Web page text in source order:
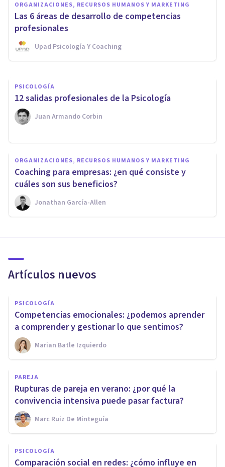
ORGANIZACIONES, RECURSOS HUMANOS Y MARKETING
Las 6 áreas de desarrollo de competencias
profesionales
Upad Psicología Y Coaching
¿Cómo desarrollar soft skills en
el ámbito laboral?
Escuela Europea De Coaching
PSICOLOGÍA
​12 salidas profesionales de la Psicología
Juan Armando Corbin
ORGANIZACIONES, RECURSOS HUMANOS Y MARKETING
Coaching para empresas: ¿en qué consiste y
cuáles son sus beneficios?
Jonathan García-Allen
Artículos nuevos
PSICOLOGÍA
Competencias emocionales: ¿podemos aprender
a comprender y gestionar lo que sentimos?
Marian Batle Izquierdo
PAREJA
Rupturas de pareja en verano: ¿por qué la
convivencia intensiva puede pasar factura?
Marc Ruiz De Minteguía
PSICOLOGÍA
Comparación social en redes: ¿cómo influye en